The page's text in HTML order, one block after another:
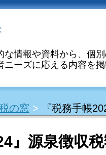
情報や資料から、個
ーズに応える内容を掲
の窓 > 『税務手帳
』源泉徴収